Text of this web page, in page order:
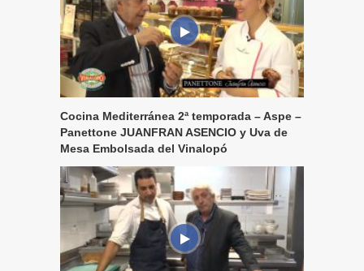
Cocina Mediterránea 2ª temporada – Aspe –
Panettone JUANFRAN ASENCIO y Uva de
Mesa Embolsada del Vinalopó